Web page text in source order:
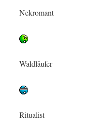
Nekromant
Waldläufer
Ritualist